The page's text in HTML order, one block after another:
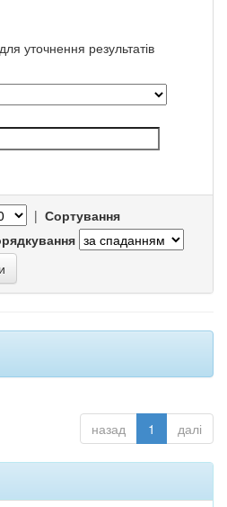
уточнення результатів
| Сортування
назад 1 далі